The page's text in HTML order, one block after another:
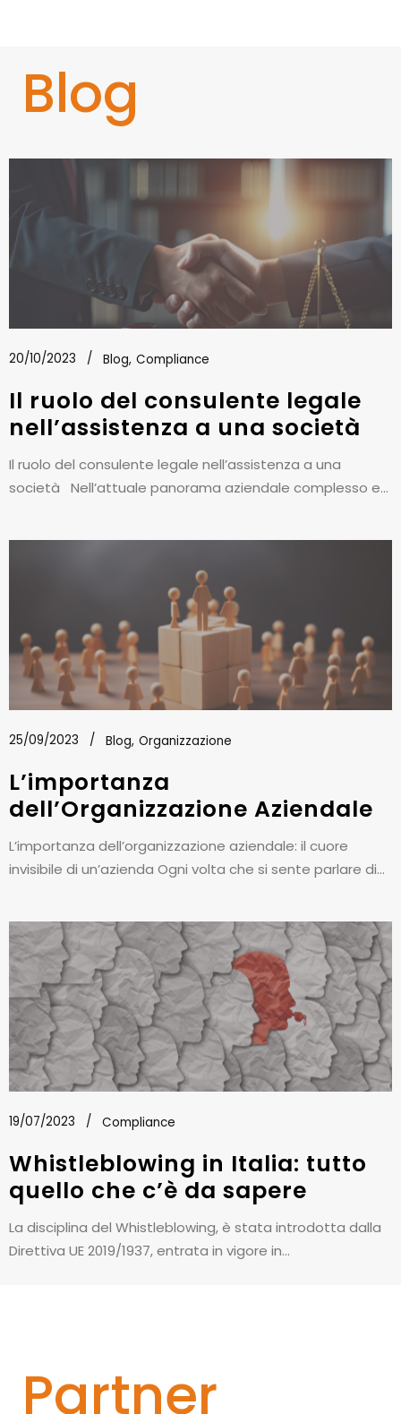
Blog
20/10/2023 Blog Compliance
Il ruolo del consulente legale
nell’assistenza a una società
Il ruolo del consulente legale nell’assistenza a una
società Nell’attuale panorama aziendale complesso e...
25/09/2023 Blog Organizzazione
L’importanza
dell’Organizzazione Aziendale
L’importanza dell’organizzazione aziendale: il cuore
invisibile di un’azienda Ogni volta che si sente parlare di...
19/07/2023 Compliance
Whistleblowing in Italia: tutto
quello che c’è da sapere
La disciplina del Whistleblowing, è stata introdotta dalla
Direttiva UE 2019/1937, entrata in vigore in...
Partner